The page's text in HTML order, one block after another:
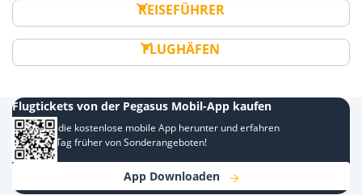
REISEFÜHRER
FLUGHÄFEN
Flugtickets von der Pegasus Mobil-App kaufen
Laden Sie die kostenlose mobile App herunter und erfahren
Sie einen Tag früher von Sonderangeboten!
App Downloaden